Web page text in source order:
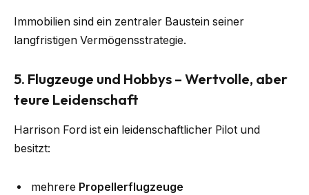
Immobilien sind ein zentraler Baustein seiner
langfristigen Vermögensstrategie.
5. Flugzeuge und Hobbys – Wertvolle, aber
teure Leidenschaft
Harrison Ford ist ein leidenschaftlicher Pilot und
besitzt:
mehrere Propellerflugzeuge